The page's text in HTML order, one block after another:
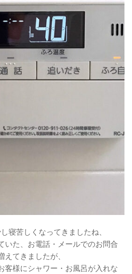
寝苦しくなってきましたね、
いた、お電話・メールでのお問合
てきましたが、
客様にシャワー・お風呂が入れな